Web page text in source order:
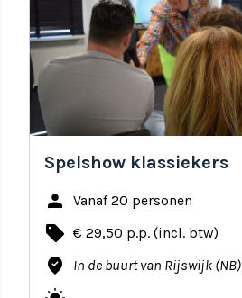
Spelshow klassiekers
person Vanaf 20 personen
local_offer € 29,50 p.p. (incl. btw)
where_to_vote In de buurt van Rijswijk (NB)